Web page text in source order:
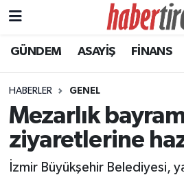
GÜNDEM ASAYİŞ FİNANS
HABERLER GENEL
Mezarlık
ziyaretlerine
İzmir Büyükşehir Belediyesi,
Tire Nöbetçi Eczaneler
Tire Hava Durumu
Tire Trafik Yoğunluk